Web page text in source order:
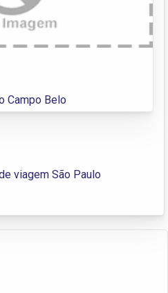
Campo Belo
viagem São Paulo